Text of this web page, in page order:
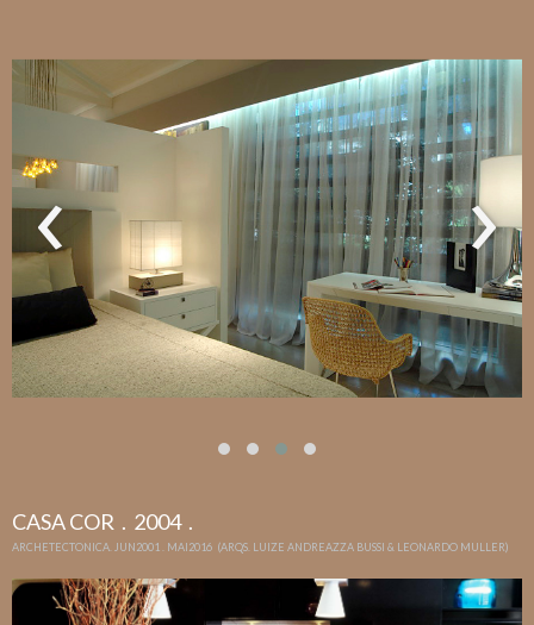
‹ ›
CASA COR . 2004 .
ARCHETECTONICA. JUN2001 . MAI2016 (ARQS. LUIZE ANDREAZZA BUSSI & LEONARDO MULLER)